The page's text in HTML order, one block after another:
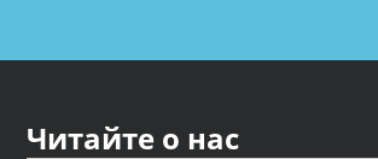
Читайте о нас